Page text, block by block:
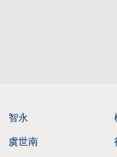
智永
虞世南